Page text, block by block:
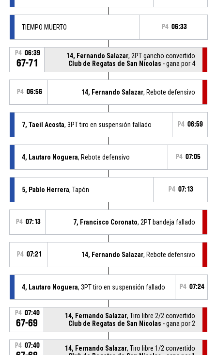
TIEMPO MUERTO P4 06:33
P4 06:39
67-71
14, Fernando Salazar, 2PT gancho convertido
Club de Regatas de San Nicolas - gana por 4
P4 06:56 14, Fernando Salazar, Rebote defensivo
7, Taeil Acosta, 3PT tiro en suspensión fallado P4 06:59
4, Lautaro Noguera, Rebote defensivo P4 07:05
5, Pablo Herrera, Tapón P4 07:13
P4 07:13 7, Francisco Coronato, 2PT bandeja fallado
P4 07:21 14, Fernando Salazar, Rebote defensivo
4, Lautaro Noguera, 3PT tiro en suspensión fallado P4 07:24
P4 07:40
67-69
14, Fernando Salazar, Tiro libre 2/2 convertido
Club de Regatas de San Nicolas - gana por 2
P4 07:40 14, Fernando Salazar, Tiro libre 1/2 convertido